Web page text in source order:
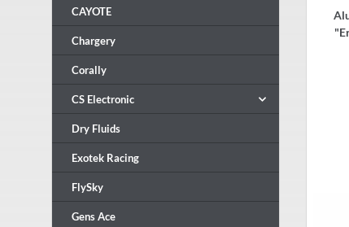
CAYOTE
Chargery
Corally
CS Electronic
Dry Fluids
Exotek Racing
FlySky
Gens Ace